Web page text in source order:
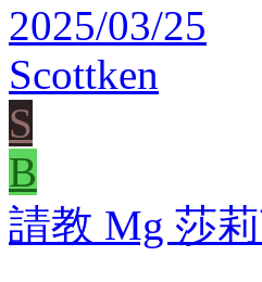
2025/03/25
Scottken
S
B
請教 Mg 莎